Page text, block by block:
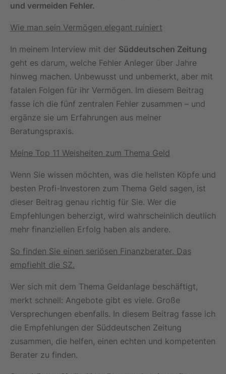
und vermeiden Fehler.
Wie man sein Vermögen elegant ruiniert
In meinem Interview mit der Süddeutschen Zeitung
geht es darum, welche Fehler Anleger über Jahre
hinweg machen. Unbewusst und unbemerkt, aber mit
fatalen Folgen für ihr Vermögen. Im diesem Beitrag
fasse ich die fünf zentralen Fehler zusammen – und
ergänze sie um Erfahrungen aus meiner
Beratungspraxis.
Meine Top 11 Weisheiten zum Thema Geld
Wenn Sie wissen möchten, was die hellsten Köpfe und
besten Profi-Investoren zum Thema Geld sagen, ist
dieser Beitrag genau richtig für Sie. Wer die
Empfehlungen beherzigt, wird wahrscheinlich deutlich
mehr finanziellen Erfolg haben als andere.
So finden Sie einen seriösen Finanzberater. Das
empfiehlt die SZ.
Wer sich mit dem Thema Geldanlage beschäftigt,
merkt schnell: Angebote gibt es viele. Große
Versprechungen ebenfalls. In diesem Beitrag fasse ich
die Empfehlungen der Süddeutschen Zeitung
zusammen, die helfen, einen echten und kompetenten
Berater zu finden.